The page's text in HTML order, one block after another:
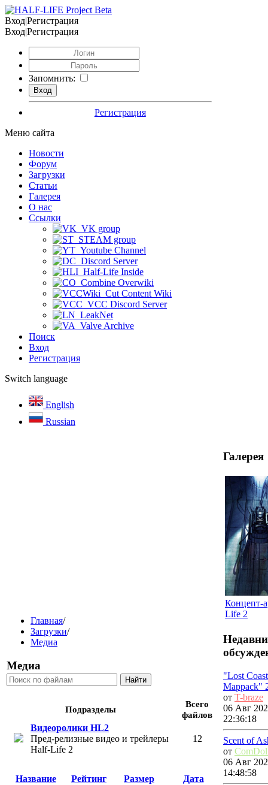
Вход|Регистрация
Вход|Регистрация
Запомнить:
Регистрация
Меню сайта
Новости
Форум
Загрузки
Статьи
Галерея
О нас
Ссылки
VK group
STEAM group
Youtube Channel
Discord Server
Half-Life Inside
Combine Overwiki
Cut Content Wiki
VCC Discord Server
LeakNet
Valve Archive
Поиск
Вход
Регистрация
Switch language
English
Russian
Главная/
Загрузки/
Медиа
Медиа
Подразделы
Всего
файлов
Видеоролики HL2
Пред-релизные видео и трейлеры
Half-Life 2
12
Название Рейтинг Размер Дата
Галерея
Концепт-
Life 2
"Lost
Mappack"
от T-braze
06 Авг
22:36:18
Scent of
от
06 Авг
14:48:58